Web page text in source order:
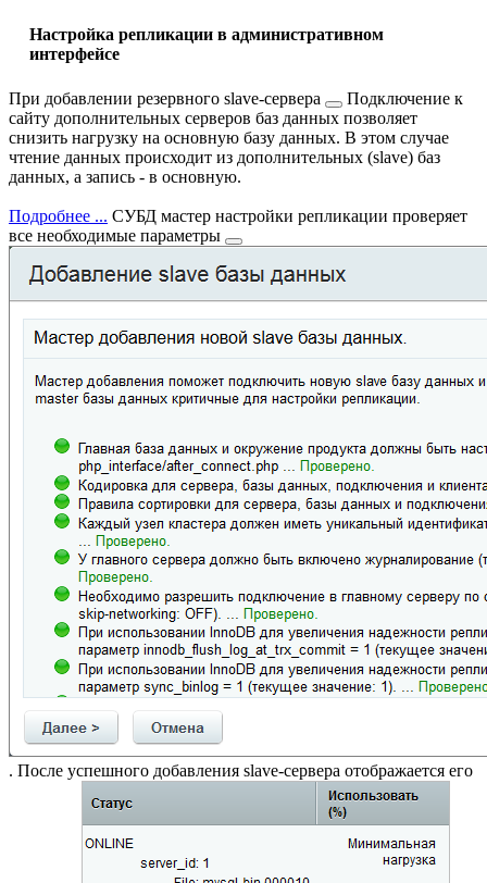
Настройка репликации в административном
интерфейсе
При добавлении резервного slave-сервера
Подключение к
сайту дополнительных серверов баз данных позволяет
снизить нагрузку на основную базу данных. В этом случае
чтение данных происходит из дополнительных (slave) баз
данных, а запись - в основную.
Подробнее ... СУБД мастер настройки репликации проверяет
все необходимые параметры
. После успешного добавления slave-сервера отображается его